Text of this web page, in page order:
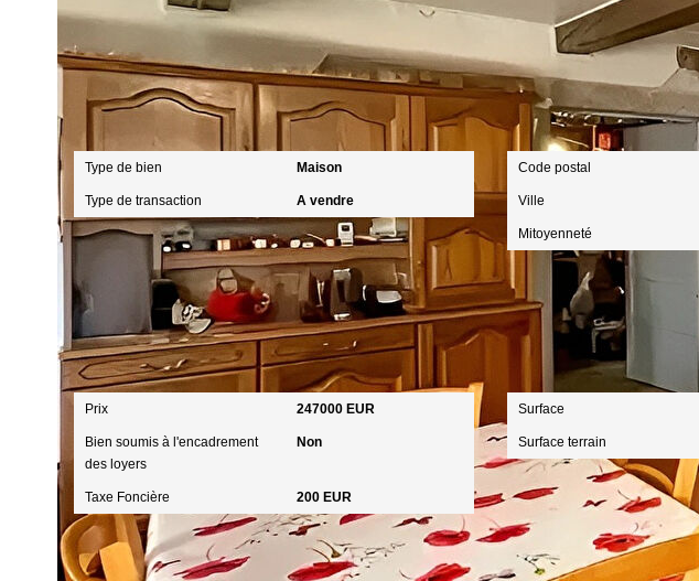
Caractéristiques détaillées
Type de bien Maison
Type de transaction A vendre
Localisation
Code postal
Ville
Mitoyenneté
Aspects financiers
Prix 247000 EUR
Bien soumis à l'encadrement
des loyers
Non
Taxe Foncière 200 EUR
Surfaces
Surface
Surface terrain